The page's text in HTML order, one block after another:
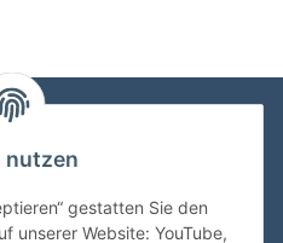
nutzen
gestatten Sie den
unserer Website: YouTube,